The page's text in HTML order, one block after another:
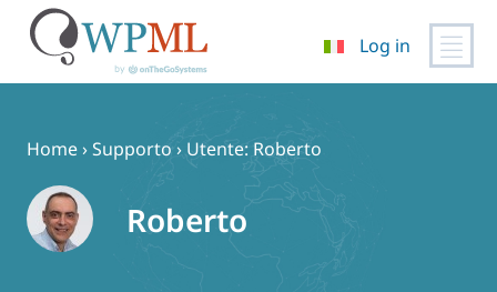
contenuto
Log in
Home›Supporto › Utente: Roberto
Roberto